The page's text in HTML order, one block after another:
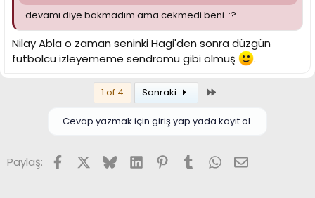
devamı diye bakmadım ama cekmedi beni. :?
Nilay Abla o zaman seninki Hagi'den sonra düzgün
futbolcu izleyememe sendromu gibi olmuş
.
1 of 4 Sonraki
Cevap yazmak için giriş yap yada kayıt ol.
Paylaş: FacebookX (Twitter)
BlueskyLinkedInPinterest
TumblrWhatsApp
E-posta